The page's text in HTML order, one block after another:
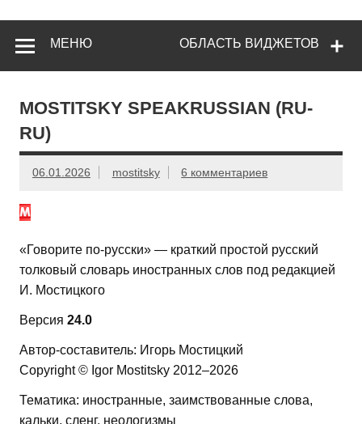
ОБЛАСТЬ ВИДЖЕТОВ
МЕНЮ
MOSTITSKY SPEAKRUSSIAN (RU-
RU)
06.01.2026 mostitsky 6 комментариев
«Говорите по-русски» — краткий простой русский
толковый словарь иностранных слов под редакцией
И. Мостицкого
Версия 24.0
Автор-составитель: Игорь Мостицкий
Copyright © Igor Mostitsky 2012–2026
Тематика: иностранные, заимствованные слова,
кальки, сленг, неологизмы